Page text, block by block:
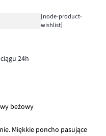
[node-product-
wishlist]
24h
beżowy
Miękkie poncho pasujące